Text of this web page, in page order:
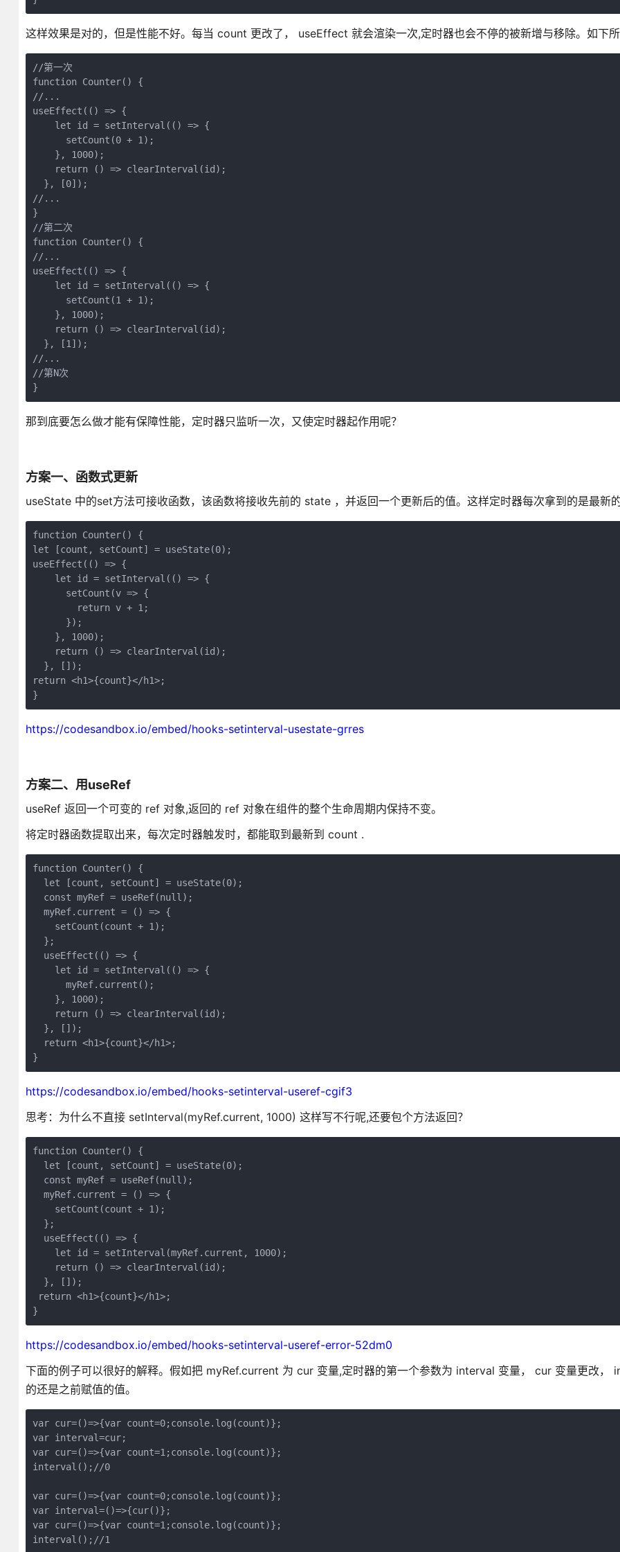
这样效果是对的，但是性能不好。每当 count 更改了， useEffect 就会渲染一次,定时器也会不停的被新增与移除。如下
//第一次
function Counter() {
//...
useEffect(() => {
    let id = setInterval(() => {
      setCount(0 + 1);
    }, 1000);
    return () => clearInterval(id);
  }, [0]);
//...
}
//第二次
function Counter() {
//...
useEffect(() => {
    let id = setInterval(() => {
      setCount(1 + 1);
    }, 1000);
    return () => clearInterval(id);
  }, [1]);
//...
//第N次
}
那到底要怎么做才能有保障性能，定时器只监听一次，又使定时器起作用呢？
方案一、函数式更新
useState 中的set方法可接收函数，该函数将接收先前的 state ，并返回一个更新后的值。这样定时器每次拿到的是最新
function Counter() {
let [count, setCount] = useState(0);
useEffect(() => {
    let id = setInterval(() => {
      setCount(v => {
        return v + 1;
      });
    }, 1000);
    return () => clearInterval(id);
  }, []);
return <h1>{count}</h1>;
}
https://codesandbox.io/embed/hooks-setinterval-usestate-grres
方案二、用useRef
useRef 返回一个可变的 ref 对象,返回的 ref 对象在组件的整个生命周期内保持不变。
将定时器函数提取出来，每次定时器触发时，都能取到最新到 count .
function Counter() {
  let [count, setCount] = useState(0);
  const myRef = useRef(null);
  myRef.current = () => {
    setCount(count + 1);
  };
  useEffect(() => {
    let id = setInterval(() => {
      myRef.current();
    }, 1000);
    return () => clearInterval(id);
  }, []);
  return <h1>{count}</h1>;
}
https://codesandbox.io/embed/hooks-setinterval-useref-cgif3
思考：为什么不直接 setInterval(myRef.current, 1000) 这样写不行呢,还要包个方法返回？
function Counter() {
  let [count, setCount] = useState(0);
  const myRef = useRef(null);
  myRef.current = () => {
    setCount(count + 1);
  };
  useEffect(() => {
    let id = setInterval(myRef.current, 1000);
    return () => clearInterval(id);
  }, []);
return <h1>{count}</h1>;
}
https://codesandbox.io/embed/hooks-setinterval-useref-error-52dm0
下面的例子可以很好的解释。假如把 myRef.current 为 cur 变量,定时器的第一个参数为 interval 变量， cur 变量更改，
的还是之前赋值的值。
var cur=()=>{var count=0;console.log(count)};
var interval=cur;
var cur=()=>{var count=1;console.log(count)};
interval();//0
var cur=()=>{var count=0;console.log(count)};
var interval=()=>{cur()};
var cur=()=>{var count=1;console.log(count)};
interval();//1